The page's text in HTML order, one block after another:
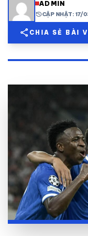
share mail
ADMIN
historyCẬP NHẬT:
share CHIA SẺ BÀI